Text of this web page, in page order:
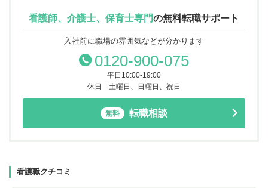
看護師、介護士、保育士専門の無料転職サポート
入社前に職場の雰囲気などが分かります
0120-900-075
平日10:00-19:00
休日 土曜日、日曜日、祝日
無料 転職相談
看護職クチコミ